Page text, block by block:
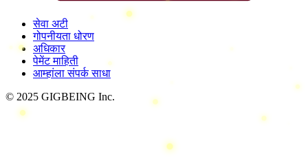
सेवा अटी
गोपनीयता धोरण
अधिकार
पेमेंट माहिती
आम्हांला संपर्क साधा
© 2025 GIGBEING Inc.